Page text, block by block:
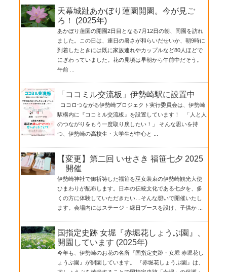
天幕城趾あかぼり蓮園開園。今が見ご
ろ！ (2025年)
あかぼり蓮園の開園2日目となる7月12日の朝、同園を訪れ
ました。この日は、連日の暑さが和らいだせいか、朝9時に
到着したときには既に家族連れやカップルなど80人ほどで
にぎわっていました。花の見頃は早朝から午前中だそう。
午前 ...
「ココミル交流板」伊勢崎駅に設置中
ココロつながる伊勢崎プロジェクト実行委員会は、伊勢崎
駅構内に『ココミル交流板』を設置しています！ 「人と人
のつながりをもう一度取り戻したい！」 そんな思いを持
つ、伊勢崎の高校生・大学生が中心と ...
【変更】第二回 いせさき 福笹七夕 2025
開催
伊勢崎神社で御祈祷した福笹を巫女装束の伊勢崎観光大使
ひまわりが配布します。日本の伝統文化である七夕を、多
くの方に体験していただきたい…そんな想いで開催いたし
ます。会場内にはステージ・縁日ブースを設け、子供か ...
国指定史跡 女堀『赤堀花しょうぶ園』、
開園しています (2025年)
今年も、伊勢崎のお花の名所『国指定史跡・女堀 赤堀花し
ょうぶ園』が開園しています。 『赤堀花しょうぶ園』は、